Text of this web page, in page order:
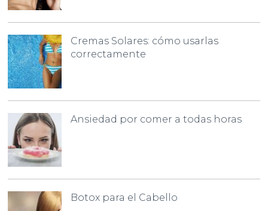
Cremas Solares: cómo usarlas
correctamente
Ansiedad por comer a todas horas
Botox para el Cabello